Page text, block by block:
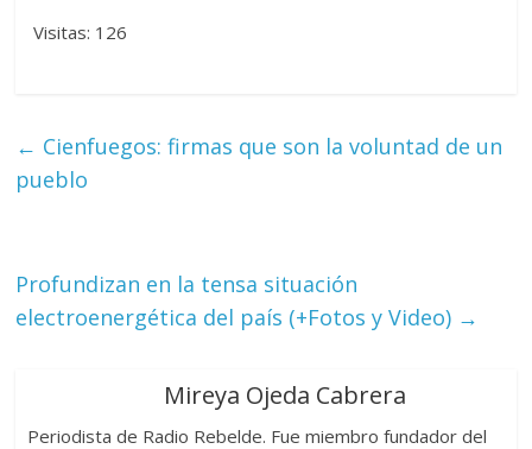
Visitas: 126
← Cienfuegos: firmas que son la voluntad de un
pueblo
Profundizan en la tensa situación
electroenergética del país (+Fotos y Video) →
Mireya Ojeda Cabrera
Periodista de Radio Rebelde. Fue miembro fundador del